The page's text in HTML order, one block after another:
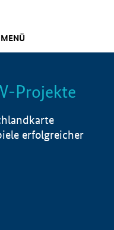
MENÜ
Info
Projekte
erfolgreicher